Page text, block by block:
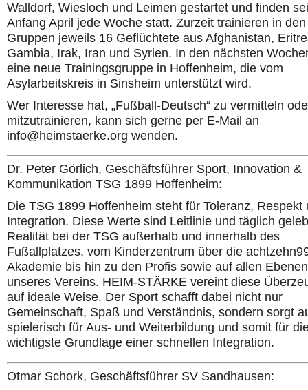
Walldorf, Wiesloch und Leimen gestartet und finden
Anfang April jede Woche statt. Zurzeit trainieren in
Gruppen jeweils 16 Geflüchtete aus Afghanistan,
Gambia, Irak, Iran und Syrien. In den nächsten
eine neue Trainingsgruppe in Hoffenheim, die vom
Asylarbeitskreis in Sinsheim unterstützt wird.
Wer Interesse hat, „Fußball-Deutsch“ zu vermitteln
mitzutrainieren, kann sich gerne per E-Mail an
info@heimstaerke.org wenden.
Dr. Peter Görlich, Geschäftsführer Sport, Innovation &
Kommunikation TSG 1899 Hoffenheim:
Die TSG 1899 Hoffenheim steht für Toleranz, Respekt
Integration. Diese Werte sind Leitlinie und täglich
Realität bei der TSG außerhalb und innerhalb des
Fußallplatzes, vom Kinderzentrum über die
Akademie bis hin zu den Profis sowie auf allen Ebenen
unseres Vereins. HEIM-STÄRKE vereint diese
auf ideale Weise. Der Sport schafft dabei nicht nur
Gemeinschaft, Spaß und Verständnis, sondern sorgt
spielerisch für Aus- und Weiterbildung und somit für
wichtigste Grundlage einer schnellen Integration.
Otmar Schork, Geschäftsführer SV Sandhausen: